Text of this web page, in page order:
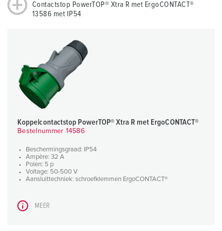
Contactstop PowerTOP® Xtra R met ErgoCONTACT®
13586 met IP54
Koppelcontactstop PowerTOP® Xtra R met ErgoCONTACT®
Bestelnummer 14586
Beschermingsgraad: IP54
Ampère: 32 A
Polen: 5 p
Voltage: 50-500 V
Aansluittechniek: schroefklemmen ErgoCONTACT®
MEER